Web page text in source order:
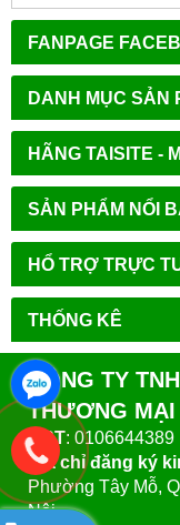
FANPAGE
DANH MỤC SẢN
HÃNG TAISITE -
SẢN PHẨM NỔI
HỔ TRỢ TRỰC
THỐNG KÊ
CÔNG TY
THƯƠNG MẠI
MST: 0106644389
Địa chỉ đăng ký
Phường Tây Mỗ,
Nội.